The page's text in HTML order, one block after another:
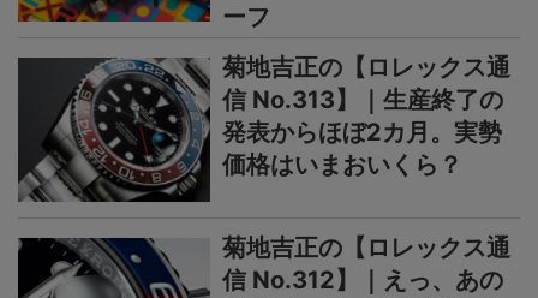
ーフ
菊地吉正の【ロレックス通
信 No.313】｜生産終了の
発表からほぼ2カ月。実勢
価格はいまおいくら？
菊地吉正の【ロレックス通
信 No.312】｜えっ、あの